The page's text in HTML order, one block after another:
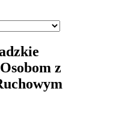
z